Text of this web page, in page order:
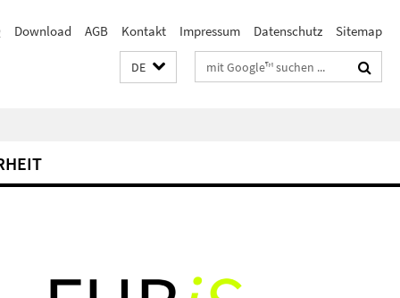
Download AGB Kontakt Impressum Datenschutz Sitemap
DE Suchbegriffe